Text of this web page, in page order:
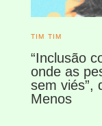
TIM TIM
“Inclusão
onde as
sem viés”,
Menos